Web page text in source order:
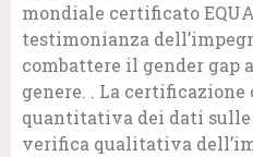
mondiale certificato
testimonianza
combattere il gender gap
genere. . La certificazione
quantitativa dei dati
verifica qualitativa